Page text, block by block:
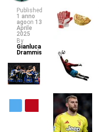
Published
1 anno
agoon 13
Aprile
2025
By
Gianluca
Drammis